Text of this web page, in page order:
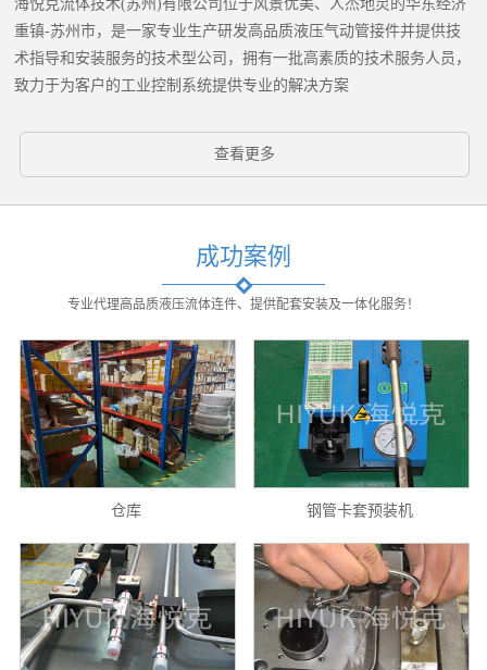
海悦克流体技术(苏州)有限公司位于风景优美、人杰地灵的华东经济
重镇-苏州市，是一家专业生产研发高品质液压气动管接件并提供技
术指导和安装服务的技术型公司，拥有一批高素质的技术服务人员，
致力于为客户的工业控制系统提供专业的解决方案
查看更多
成功案例
专业代理高品质液压流体连件、提供配套安装及一体化服务！
仓库 钢管卡套预装机